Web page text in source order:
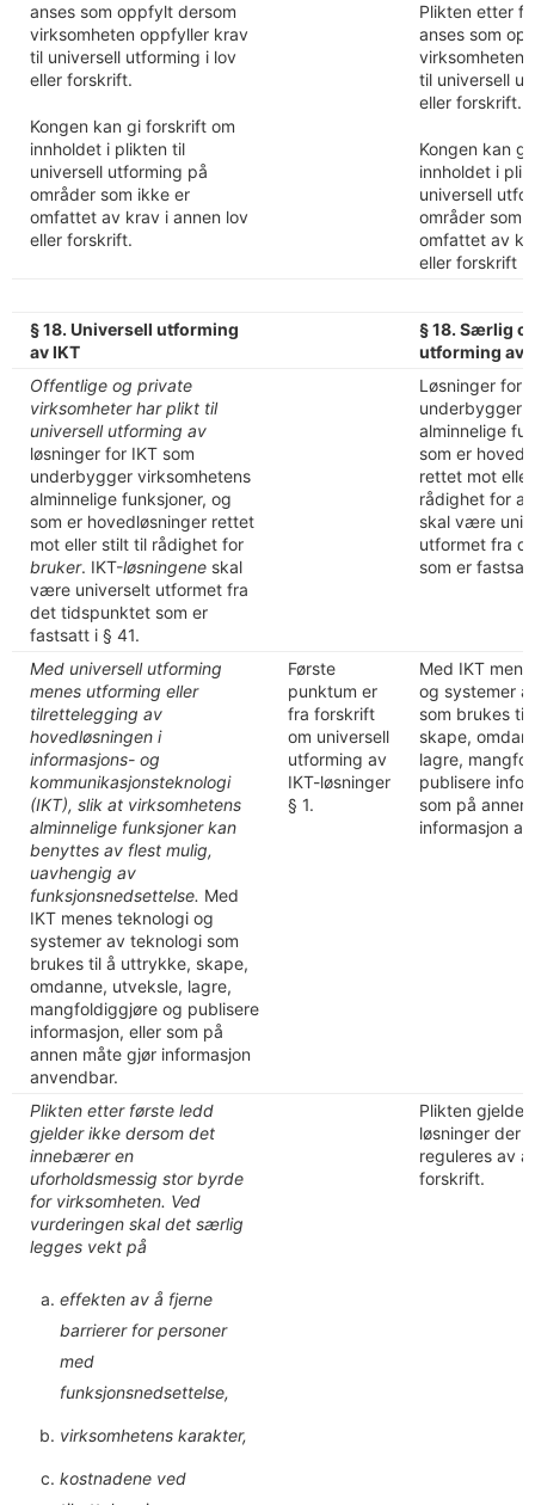
anses som oppfylt dersom
virksomheten oppfyller krav
til universell utforming i lov
eller forskrift.
Kongen kan gi forskrift om
innholdet i plikten til
universell utforming på
områder som ikke er
omfattet av krav i annen lov
eller forskrift.
Plikten etter
anses som
virksomheten
til universell
eller forskrift.
Kongen kan
innholdet i
universell
områder som
omfattet av
eller forskrift
§ 18. Universell utforming
av IKT
§ 18. Særlig
utforming av
Offentlige og private
virksomheter har plikt til
universell utforming av
løsninger for IKT som
underbygger virksomhetens
alminnelige funksjoner, og
som er hovedløsninger rettet
mot eller stilt til rådighet for
bruker. IKT-løsningene skal
være universelt utformet fra
det tidspunktet som er
fastsatt i § 41.
Løsninger for
underbygger
alminnelige
som er
rettet mot
rådighet for
skal være
utformet fra
som er
Med universell utforming
menes utforming eller
tilrettelegging av
hovedløsningen i
informasjons- og
kommunikasjonsteknologi
(IKT), slik at virksomhetens
alminnelige funksjoner kan
benyttes av flest mulig,
uavhengig av
funksjonsnedsettelse. Med
IKT menes teknologi og
systemer av teknologi som
brukes til å uttrykke, skape,
omdanne, utveksle, lagre,
mangfoldiggjøre og publisere
informasjon, eller som på
annen måte gjør informasjon
anvendbar.
Første
punktum er
fra forskrift
om universell
utforming av
IKT-løsninger
§ 1.
Med IKT
og systemer
som brukes
skape,
lagre,
publisere
som på
informasjon
Plikten etter første ledd
gjelder ikke dersom det
innebærer en
uforholdsmessig stor byrde
for virksomheten. Ved
vurderingen skal det særlig
legges vekt på
effekten av å fjerne
barrierer for personer
med
funksjonsnedsettelse,
virksomhetens karakter,
kostnadene ved
Plikten
løsninger der
reguleres av
forskrift.